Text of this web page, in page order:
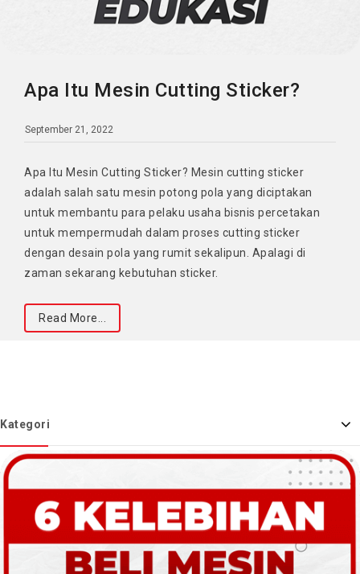
Apa Itu Mesin Cutting Sticker?
September 21, 2022
Apa Itu Mesin Cutting Sticker? Mesin cutting sticker
adalah salah satu mesin potong pola yang diciptakan
untuk membantu para pelaku usaha bisnis percetakan
untuk mempermudah dalam proses cutting sticker
dengan desain pola yang rumit sekalipun. Apalagi di
zaman sekarang kebutuhan sticker.
Read More...
Kategori